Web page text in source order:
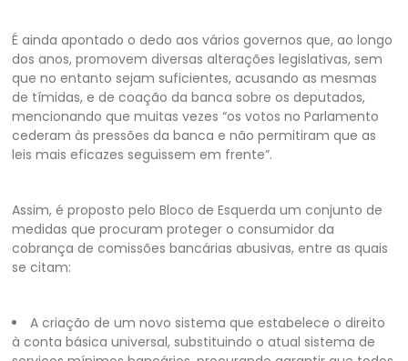
É ainda apontado o dedo aos vários governos que, ao longo
dos anos, promovem diversas alterações legislativas, sem
que no entanto sejam suficientes, acusando as mesmas
de tímidas, e de coação da banca sobre os deputados,
mencionando que muitas vezes “os votos no Parlamento
cederam às pressões da banca e não permitiram que as
leis mais eficazes seguissem em frente”.
Assim, é proposto pelo Bloco de Esquerda um conjunto de
medidas que procuram proteger o consumidor da
cobrança de comissões bancárias abusivas, entre as quais
se citam:
A criação de um novo sistema que estabelece o direito
à conta básica universal, substituindo o atual sistema de